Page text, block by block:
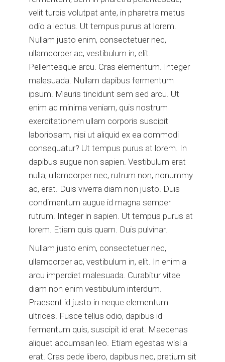
velit turpis volutpat ante, in pharetra metus
odio a lectus. Ut tempus purus at lorem.
Nullam justo enim, consectetuer nec,
ullamcorper ac, vestibulum in, elit.
Pellentesque arcu. Cras elementum. Integer
malesuada. Nullam dapibus fermentum
ipsum. Mauris tincidunt sem sed arcu. Ut
enim ad minima veniam, quis nostrum
exercitationem ullam corporis suscipit
laboriosam, nisi ut aliquid ex ea commodi
consequatur? Ut tempus purus at lorem. In
dapibus augue non sapien. Vestibulum erat
nulla, ullamcorper nec, rutrum non, nonummy
ac, erat. Duis viverra diam non justo. Duis
condimentum augue id magna semper
rutrum. Integer in sapien. Ut tempus purus at
lorem. Etiam quis quam. Duis pulvinar.
Nullam justo enim, consectetuer nec,
ullamcorper ac, vestibulum in, elit. In enim a
arcu imperdiet malesuada. Curabitur vitae
diam non enim vestibulum interdum.
Praesent id justo in neque elementum
ultrices. Fusce tellus odio, dapibus id
fermentum quis, suscipit id erat. Maecenas
aliquet accumsan leo. Etiam egestas wisi a
erat. Cras pede libero, dapibus nec, pretium sit